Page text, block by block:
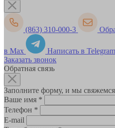
(863) 310-000-3
в Max
Написать в Telegram
Заказать звонок
Обратная связь
Заполните форму, и мы
Ваше имя *
Телефон *
E-mail